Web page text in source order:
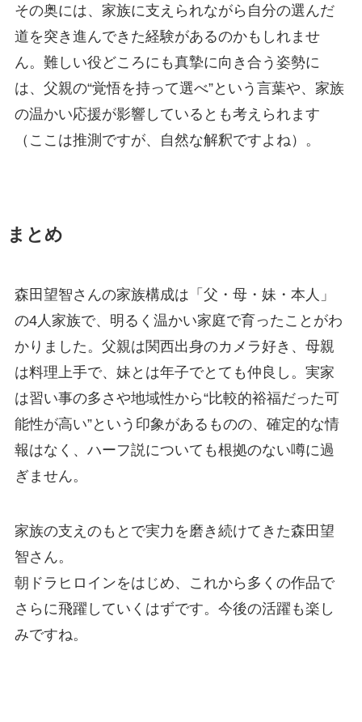
その奥には、家族に支えられながら自分の選んだ
道を突き進んできた経験があるのかもしれませ
ん。難しい役どころにも真摯に向き合う姿勢に
は、父親の“覚悟を持って選べ”という言葉や、家族
の温かい応援が影響しているとも考えられます
（ここは推測ですが、自然な解釈ですよね）。
まとめ
森田望智さんの家族構成は「父・母・妹・本人」
の4人家族で、明るく温かい家庭で育ったことがわ
かりました。父親は関西出身のカメラ好き、母親
は料理上手で、妹とは年子でとても仲良し。実家
は習い事の多さや地域性から“比較的裕福だった可
能性が高い”という印象があるものの、確定的な情
報はなく、ハーフ説についても根拠のない噂に過
ぎません。
家族の支えのもとで実力を磨き続けてきた森田望
智さん。
朝ドラヒロインをはじめ、これから多くの作品で
さらに飛躍していくはずです。今後の活躍も楽し
みですね。